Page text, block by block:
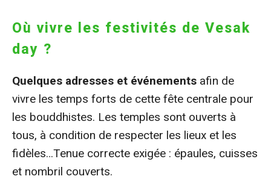
Où vivre les festivités de Vesak
day ?
Quelques adresses et événements afin de
vivre les temps forts de cette fête centrale pour
les bouddhistes. Les temples sont ouverts à
tous, à condition de respecter les lieux et les
fidèles…Tenue correcte exigée : épaules, cuisses
et nombril couverts.